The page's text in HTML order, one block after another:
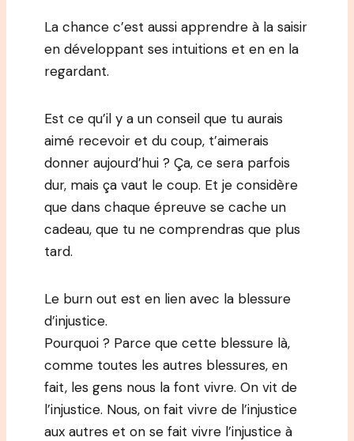
La chance c’est aussi apprendre à la saisir
en développant ses intuitions et en en la
regardant.
Est ce qu’il y a un conseil que tu aurais
aimé recevoir et du coup, t’aimerais
donner aujourd’hui ? Ça, ce sera parfois
dur, mais ça vaut le coup. Et je considère
que dans chaque épreuve se cache un
cadeau, que tu ne comprendras que plus
tard.
Le burn out est en lien avec la blessure
d’injustice.
Pourquoi ? Parce que cette blessure là,
comme toutes les autres blessures, en
fait, les gens nous la font vivre. On vit de
l’injustice. Nous, on fait vivre de l’injustice
aux autres et on se fait vivre l’injustice à